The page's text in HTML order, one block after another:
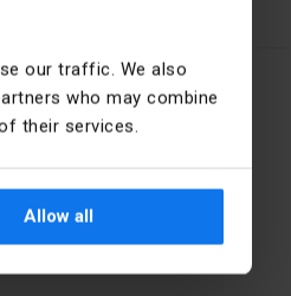
our traffic. We also
who may combine
their services.
Allow all
27.33.13.0
Śrubowy